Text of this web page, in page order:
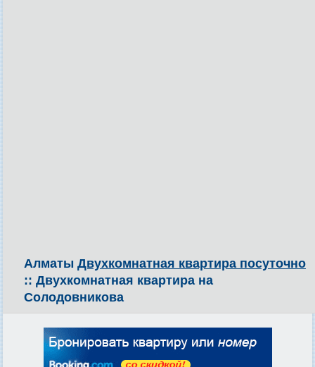
Алматы Двухкомнатная квартира посуточно
:: Двухкомнатная квартира на
Солодовникова